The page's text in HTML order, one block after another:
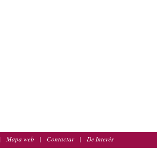
Mapa web | Contactar| De Interés